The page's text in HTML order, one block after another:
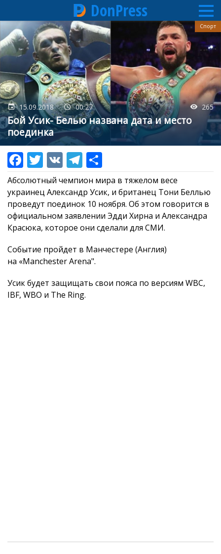
Перейти
к
основному
содержанию
DonPress
15.09.2018 00:27 265
Бой Усик- Белью названа дата и место
поединка
Спорт
Абсолютный чемпион мира в тяжелом весе
украинец Александр Усик, и британец Тони Беллью
проведут поединок 10 ноября. Об этом говорится в
официальном заявлении Эдди Хирна и Александра
Красюка, которое они сделали для СМИ.
Событие пройдет в Манчестере (Англия)
на «Manchester Arena"​​​​​​​.
Усик будет защищать свои пояса по версиям WBC,
IBF, WBO и The Ring.